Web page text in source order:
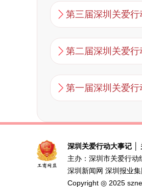
第三届深圳关爱行
第二届深圳关爱行
第一届深圳关爱行
深圳关爱行动大事记
主办：深圳市关爱行
深圳新闻网 深圳报业
Copyright ◎ 2025